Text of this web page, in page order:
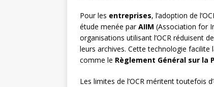
Pour les entreprises, l’adoption de
étude menée parAIIM (Association for
organisations utilisant l’OCR réduisent
leurs archives. Cette technologie
comme le Règlement Général sur la
Les limites de l’OCR méritent toutefois